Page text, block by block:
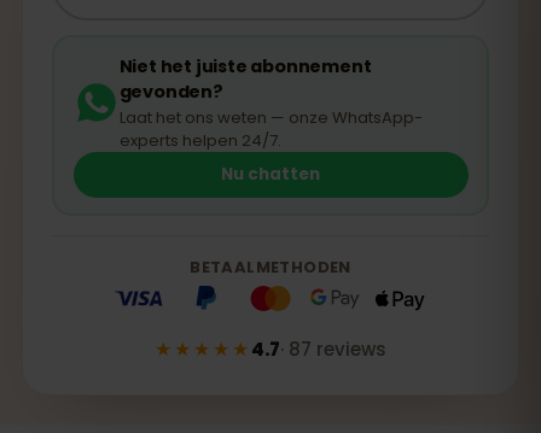
Niet het juiste abonnement
gevonden?
Laat het ons weten — onze WhatsApp-
experts helpen 24/7.
Nu chatten
BETAALMETHODEN
★★★★★4.7· 87 reviews